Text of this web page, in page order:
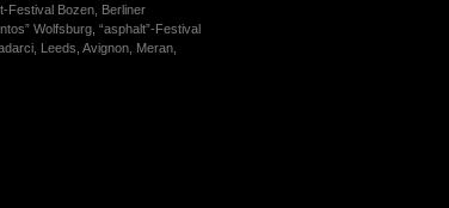
Festival Bozen, Berliner
Wolfsburg, “asphalt”-Festival
Leeds, Avignon, Meran,